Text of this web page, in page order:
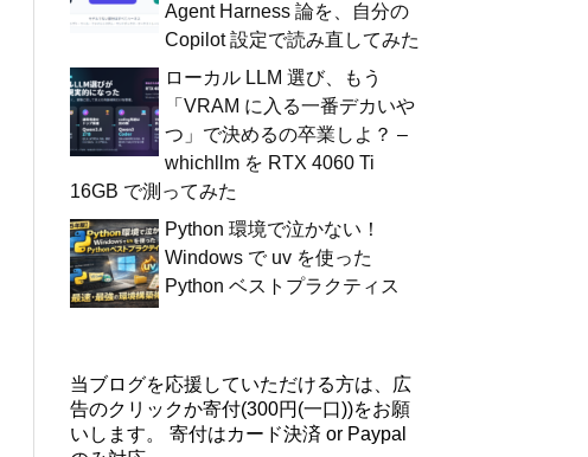
Agent Harness 論を、自分の
Copilot 設定で読み直してみた
ローカル LLM 選び、もう
「VRAM に入る一番デカいや
つ」で決めるの卒業しよ？ –
whichllm を RTX 4060 Ti
16GB で測ってみた
Python 環境で泣かない！
Windows で uv を使った
Python ベストプラクティス
当ブログを応援していただける方は、広
告のクリックか寄付(300円(一口))をお願
いします。 寄付はカード決済 or Paypal